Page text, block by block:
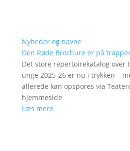
Nyheder og navne
Den Røde Brochure er på
Det store repertoirekatalog over
unge 2025-26 er nu i trykken –
allerede kan opspores via
hjemmeside
Læs mere